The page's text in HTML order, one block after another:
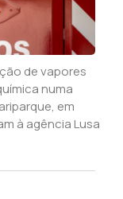
de vapores
numa
em
à agência Lusa